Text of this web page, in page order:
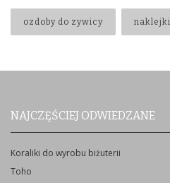
ozdoby do zywicy naklejki
NAJCZĘŚCIEJ ODWIEDZANE
Koraliki do wyrobu biżuterii
Toho